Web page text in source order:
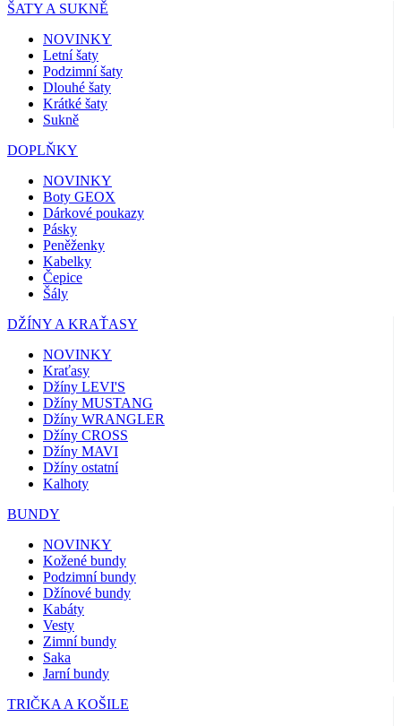
ŠATY A SUKNĚ
NOVINKY
Letní šaty
Podzimní šaty
Dlouhé šaty
Krátké šaty
Sukně
DOPLŇKY
NOVINKY
Boty GEOX
Dárkové poukazy
Pásky
Peněženky
Kabelky
Čepice
Šály
DŽÍNY A KRAŤASY
NOVINKY
Kraťasy
Džíny LEVI'S
Džíny MUSTANG
Džíny WRANGLER
Džíny CROSS
Džíny MAVI
Džíny ostatní
Kalhoty
BUNDY
NOVINKY
Kožené bundy
Podzimní bundy
Džínové bundy
Kabáty
Vesty
Zimní bundy
Saka
Jarní bundy
TRIČKA A KOŠILE